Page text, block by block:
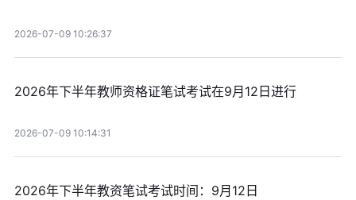
2026-07-09 10:26:37
2026年下半年教师资格证笔试考试在9月12日进行
2026-07-09 10:14:31
2026年下半年教资笔试考试时间：9月12日